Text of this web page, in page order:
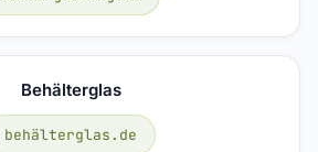
Behälterglas
behälterglas.de